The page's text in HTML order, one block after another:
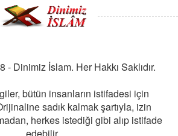
Dinimiz İslam. Her Hakkı Saklıdır.
bütün insanların istifadesi için
sadık kalmak şartıyla, izin
herkes istediği gibi alıp istifade